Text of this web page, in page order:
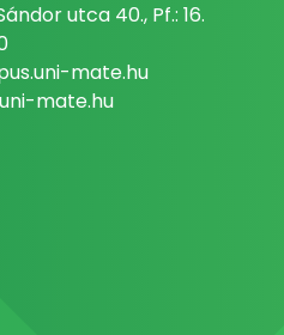
utca 40., Pf.: 16.
mate.hu
mate.hu